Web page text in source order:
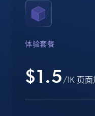
Crunchbase
Name, URL, ID, Cb
体验套餐
$1.5 /1K 页